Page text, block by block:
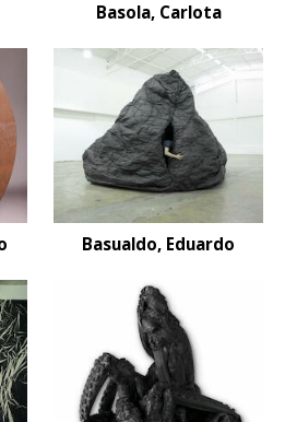
Basola, Carlota
Basualdo, Eduardo